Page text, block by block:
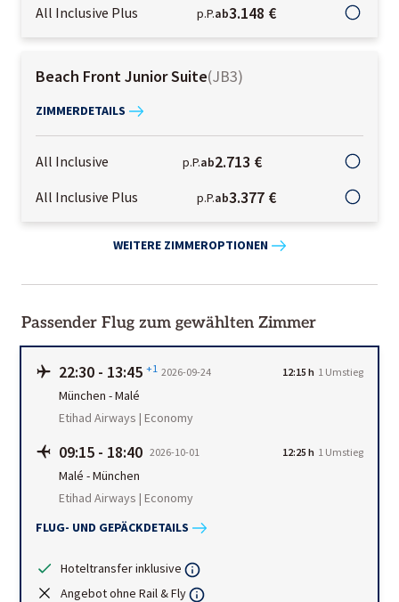
All Inclusive Plus p.P.ab3.148 €
Beach Front Junior Suite(JB3)
ZIMMERDETAILS
All Inclusive p.P.ab2.713 €
All Inclusive Plus p.P.ab3.377 €
WEITERE ZIMMEROPTIONEN
Passender Flug zum gewählten Zimmer
22:30 - 13:45 +1 2026-09-24 12:15 h 1 Umstieg
München -Malé
Etihad Airways | Economy
09:15 - 18:40 2026-10-01 12:25 h 1 Umstieg
Malé -München
Etihad Airways | Economy
FLUG- UND GEPÄCKDETAILS
Hoteltransfer inklusive
Angebot ohne Rail & Fly